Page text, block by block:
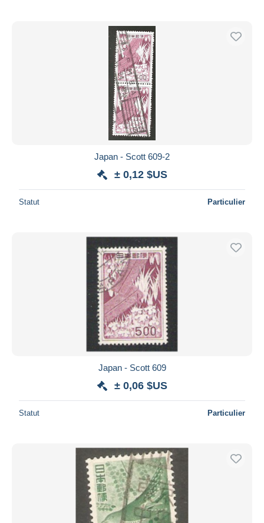
Japan - Scott 609-2
± 0,12 $US
Statut Particulier
Japan - Scott 609
± 0,06 $US
Statut Particulier